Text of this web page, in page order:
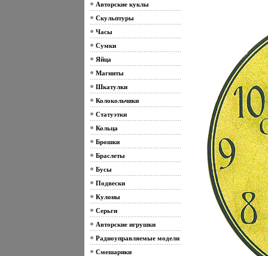
Авторские куклы
Скульптуры
Часы
Сумки
Яйца
Магниты
Шкатулки
Колокольчики
Статуэтки
Кольца
Брошки
Браслеты
Бусы
Подвески
Кулоны
Серьги
Авторские игрушки
Радиоуправляемые модели
Смешарики